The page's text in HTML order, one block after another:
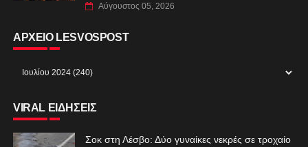
Αύγουστος 05, 2026
ΑΡΧΕΙΟ LESVOSPOST
VIRAL ΕΙΔΗΣΕΙΣ
Σοκ στη Λέσβο: Δύο γυναίκες νεκρές σε τροχαίο